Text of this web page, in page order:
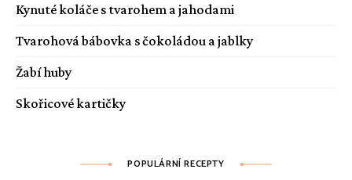
Kynuté koláče s tvarohem a jahodami
Tvarohová bábovka s čokoládou a jablky
Žabí huby
Skořicové kartičky
POPULÁRNÍ RECEPTY